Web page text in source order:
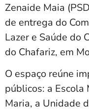
Zenaide Maia
de entrega do
Lazer e Saúde do
do Chafariz, em
O espaço reúne
públicos: a Escola
Maria, a Unidade